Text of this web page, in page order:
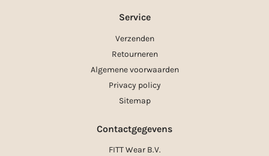
Service
Verzenden
Retourneren
Algemene voorwaarden
Privacy policy
Sitemap
Contactgegevens
FITT Wear B.V.